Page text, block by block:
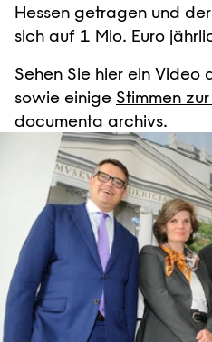
Hessen getragen und
sich auf 1 Mio. Euro
Sehen Sie hier ein Video
sowie einige Stimmen
documenta archivs.